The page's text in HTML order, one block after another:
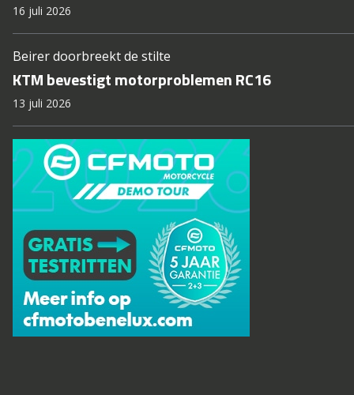
16 juli 2026
Beirer doorbreekt de stilte
KTM bevestigt motorproblemen RC16
13 juli 2026